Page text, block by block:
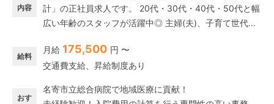
内容
計」の正社員求人です。 20代・30代・40代・50代と幅
広い年齢のスタッフが活躍中◎ 主婦(夫)、子育て世代、
研修制度や先輩スタッフの手厚いフォロー体制が整って
いるので、初めての方も安心してスタートできる環境で
落したし、新しいことにチャレンジしたい」 「クリニッ
給料
月給 175,500 円 〜
交通費支給、昇給制度あり
おす
名寄市立総合病院で地域医療に貢献！